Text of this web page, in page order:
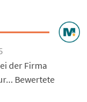
der Firma
Bewertete